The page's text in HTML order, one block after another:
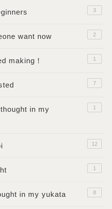
3
want now 2
making！ 1
7
in my
1
12
1
in my yukata 8